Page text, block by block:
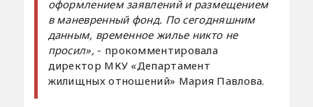
оформлением заявлений и размещением
в маневренный фонд. По сегодняшним
данным, временное жилье никто не
просил», - прокомментировала
директор МКУ «Департамент
жилищных отношений» Мария Павлова.